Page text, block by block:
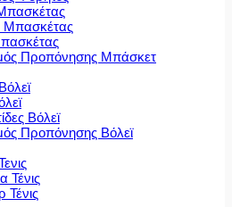
Μπασκέτας
Προπόνησης Μπάσκετ
Βόλεϊ
Προπόνησης Βόλεϊ
Τένις
Τένις